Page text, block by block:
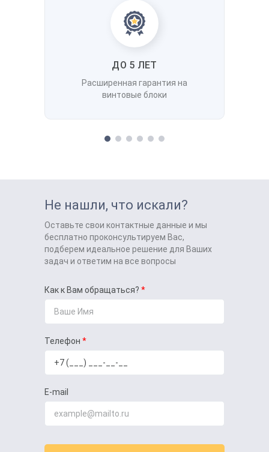
ДО 5 ЛЕТ
Расширенная гарантия на
винтовые блоки
Не нашли, что искали?
Оставьте свои контактные данные и мы
бесплатно проконсультируем Вас,
подберем идеальное решение для Ваших
задач и ответим на все вопросы
Как к Вам обращаться?
Телефон
E-mail